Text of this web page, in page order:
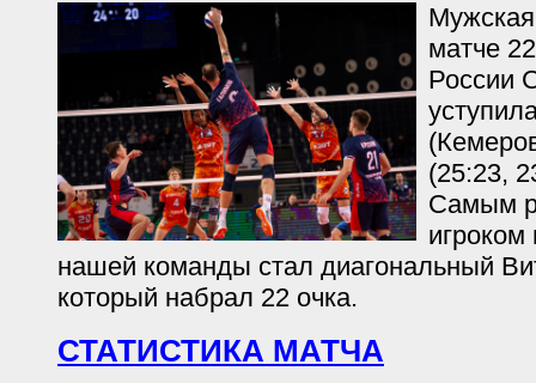
матче
России
(25:23,
Самым
игроком
нашей команды стал диагональный
который набрал 22 очка.
СТАТИСТИКА МАТЧА